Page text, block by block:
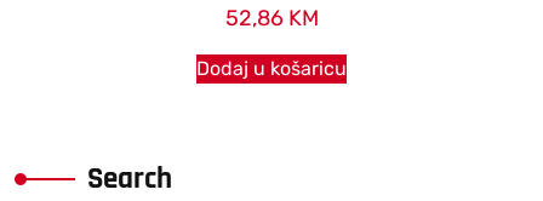
52,86 KM
Dodaj u košaricu
Search